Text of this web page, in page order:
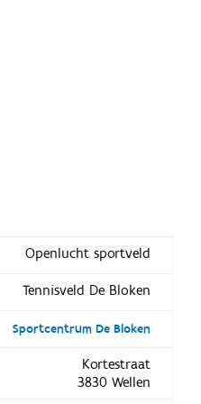
Openlucht sportveld
Tennisveld De Bloken
Sportcentrum De Bloken
Kortestraat
3830 Wellen